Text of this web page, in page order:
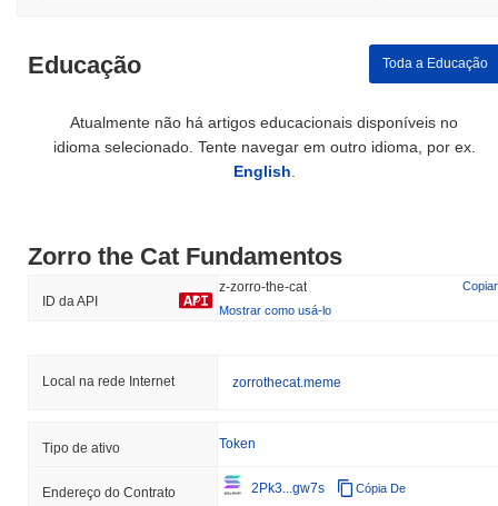
Educação Toda a Educação
Atualmente não há artigos educacionais disponíveis no
idioma selecionado. Tente navegar em outro idioma, por ex.
English
Zorro the Cat Fundamentos
ID da API
z-zorro-the-cat
Copiar
Mostrar como usá-lo
Local na rede Internet zorrothecat.meme
Tipo de ativo Token
Endereço do Contrato 2Pk3...gw7s Cópia De